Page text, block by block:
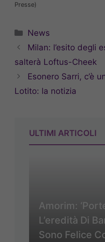
Presse)
Categorie
News
Milan: l’esito degli
salterà Loftus-Cheek
Esonero Sarri, c’è
Lotito: la notizia
ULTIMI ARTICOLI
Amorim:
L’eredità Di
Sono Felice